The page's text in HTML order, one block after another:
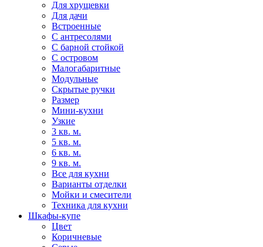
Для хрущевки
Для дачи
Встроенные
С антресолями
С барной стойкой
С островом
Малогабаритные
Модульные
Скрытые ручки
Размер
Мини-кухни
Узкие
3 кв. м.
5 кв. м.
6 кв. м.
9 кв. м.
Все для кухни
Варианты отделки
Мойки и смесители
Техника для кухни
Шкафы-купе
Цвет
Коричневые